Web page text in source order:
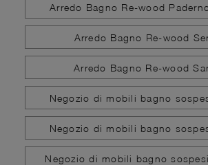
Arredo Bagno Re-wood
Arredo Bagno Re-wood
Arredo Bagno Re-wood
Negozio di mobili bagno
Negozio di mobili bagno
Negozio di mobili bagno